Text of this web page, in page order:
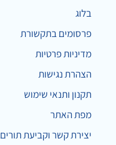
בלוג
פרסומים בתקשורת
מדיניות פרטיות
הצהרת נגישות
תקנון ותנאי שימוש
מפת האתר
יצירת קשר וקביעת תורים